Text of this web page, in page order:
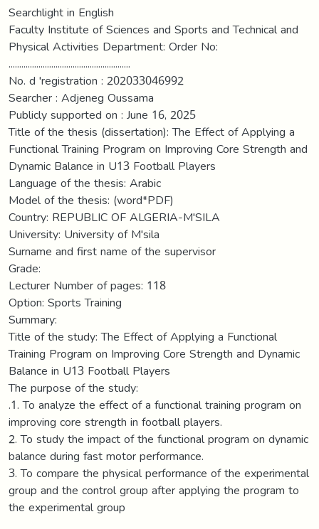
Searchlight in English
Faculty Institute of Sciences and Sports and Technical and
Physical Activities Department: Order No:
.........................................................
No. d 'registration : 202033046992
Searcher : Adjeneg Oussama
Publicly supported on : June 16, 2025
Title of the thesis (dissertation): The Effect of Applying a
Functional Training Program on Improving Core Strength and
Dynamic Balance in U13 Football Players
Language of the thesis: Arabic
Model of the thesis: (word*PDF)
Country: REPUBLIC OF ALGERIA-M'SILA
University: University of M'sila
Surname and first name of the supervisor
Grade:
Lecturer Number of pages: 118
Option: Sports Training
Summary:
Title of the study: The Effect of Applying a Functional
Training Program on Improving Core Strength and Dynamic
Balance in U13 Football Players
The purpose of the study:
.1. To analyze the effect of a functional training program on
improving core strength in football players.
2. To study the impact of the functional program on dynamic
balance during fast motor performance.
3. To compare the physical performance of the experimental
group and the control group after applying the program to
the experimental group